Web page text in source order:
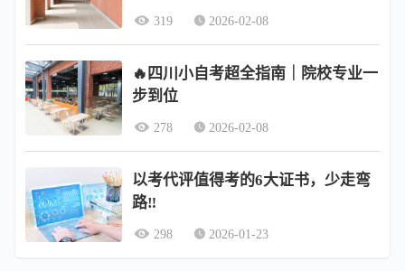
319 2026-02-08
🔥四川小自考超全指南｜院校专业一
步到位
278 2026-02-08
以考代评值得考的6大证书，少走弯
路‼️
298 2026-01-23